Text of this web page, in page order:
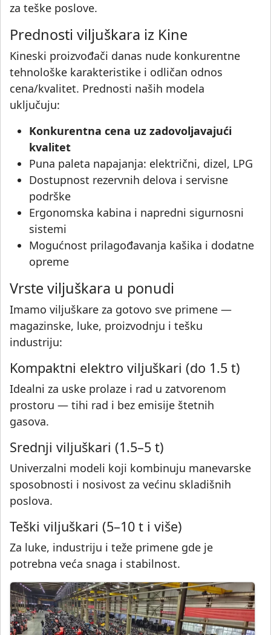
za teške poslove.
Prednosti viljuškara iz Kine
Kineski proizvođači danas nude konkurentne
tehnološke karakteristike i odličan odnos
cena/kvalitet. Prednosti naših modela
uključuju:
Konkurentna cena uz zadovoljavajući
kvalitet
Puna paleta napajanja: električni, dizel, LPG
Dostupnost rezervnih delova i servisne
podrške
Ergonomska kabina i napredni sigurnosni
sistemi
Mogućnost prilagođavanja kašika i dodatne
opreme
Vrste viljuškara u ponudi
Imamo viljuškare za gotovo sve primene —
magazinske, luke, proizvodnju i tešku
industriju:
Kompaktni elektro viljuškari (do 1.5 t)
Idealni za uske prolaze i rad u zatvorenom
prostoru — tihi rad i bez emisije štetnih
gasova.
Srednji viljuškari (1.5–5 t)
Univerzalni modeli koji kombinuju manevarske
sposobnosti i nosivost za većinu skladišnih
poslova.
Teški viljuškari (5–10 t i više)
Za luke, industriju i teže primene gde je
potrebna veća snaga i stabilnost.